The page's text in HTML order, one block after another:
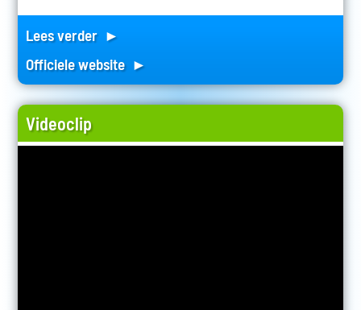
Lees verder ►
Officiele website ►
Videoclip